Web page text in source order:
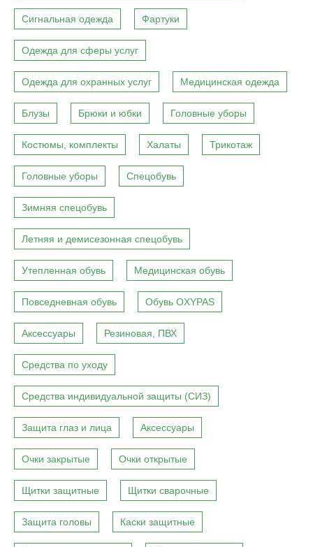
Сигнальная одежда Фартуки
Одежда для сферы услуг
Одежда для охранных услуг Медицинская одежда
Блузы Брюки и юбки Головные уборы
Костюмы, комплекты Халаты Трикотаж
Головные уборы Спецобувь
Зимняя спецобувь
Летняя и демисезонная спецобувь
Утепленная обувь Медицинская обувь
Повседневная обувь Обувь OXYPAS
Аксессуары Резиновая, ПВХ
Средства по уходу
Средства индивидуальной защиты (СИЗ)
Защита глаз и лица Аксессуары
Очки закрытые Очки открытые
Щитки защитные Щитки сварочные
Защита головы Каски защитные